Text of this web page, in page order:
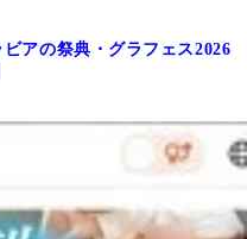
アの祭典・グラフェス2026